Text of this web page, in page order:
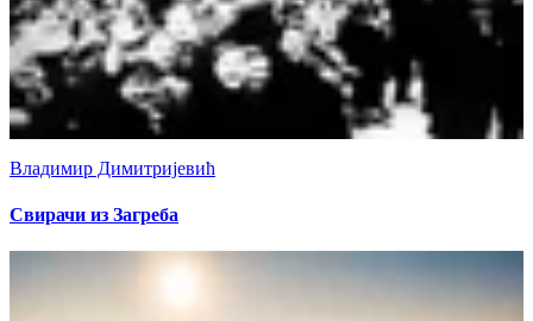
Владимир Димитријевић
Свирачи из Загреба